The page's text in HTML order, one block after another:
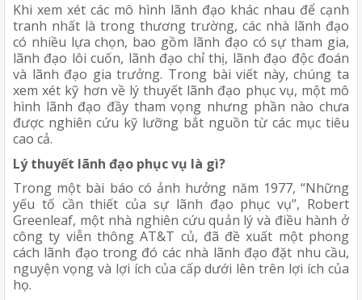
Khi xem xét các mô hình lãnh đạo khác nhau để cạnh
tranh nhất là trong thương trường, các nhà lãnh đạo
có nhiều lựa chọn, bao gồm lãnh đạo có sự tham gia,
lãnh đạo lôi cuốn, lãnh đạo chỉ thị, lãnh đạo độc đoán
và lãnh đạo gia trưởng. Trong bài viết này, chúng ta
xem xét kỹ hơn về lý thuyết lãnh đạo phục vụ, một mô
hình lãnh đạo đầy tham vọng nhưng phần nào chưa
được nghiên cứu kỹ lưỡng bắt nguồn từ các mục tiêu
cao cả.
Lý thuyết lãnh đạo phục vụ là gì?
Trong một bài báo có ảnh hưởng năm 1977, “Những
yếu tố cần thiết của sự lãnh đạo phục vụ”, Robert
Greenleaf, một nhà nghiên cứu quản lý và điều hành ở
công ty viễn thông AT&T củ, đã đề xuất một phong
cách lãnh đạo trong đó các nhà lãnh đạo đặt nhu cầu,
nguyện vọng và lợi ích của cấp dưới lên trên lợi ích của
họ.